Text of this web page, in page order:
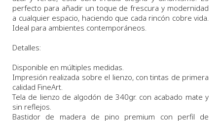
perfecto para añadir un toque de frescura y modernidad
a cualquier espacio, haciendo que cada rincón cobre vida.
Ideal para ambientes contemporáneos.
Detalles:
Disponible en múltiples medidas.
Impresión realizada sobre el lienzo, con tintas de primera
calidad FineArt.
Tela de lienzo de algodón de 340gr. con acabado mate y
sin reflejos.
Bastidor de madera de pino premium con perfil de